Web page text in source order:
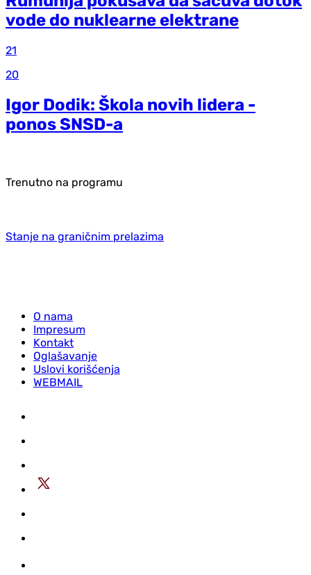
vode do nuklearne elektrane
21
20
Igor Dodik: Škola novih lidera -
ponos SNSD-a
Trenutno na programu
Stanje na graničnim prelazima
O nama
Impresum
Kontakt
Oglašavanje
Uslovi korišćenja
WEBMAIL